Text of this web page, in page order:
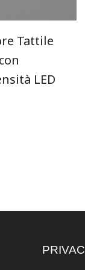
Tattile
LED